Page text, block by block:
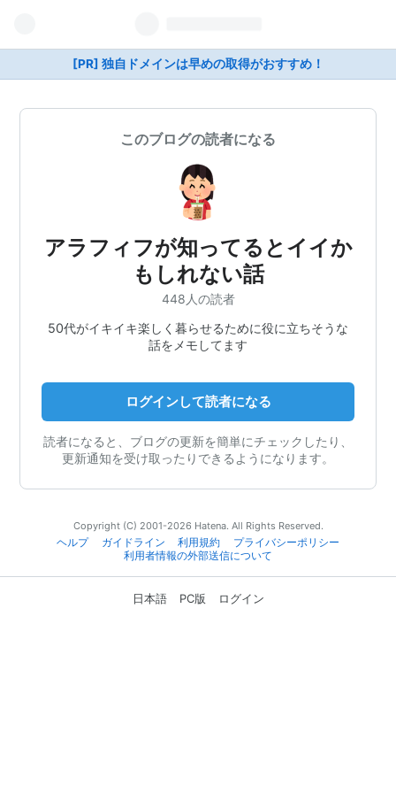
[PR] 独自ドメインは早めの取得がおすすめ！
このブログの読者になる
アラフィフが知ってるとイイか
もしれない話
448人の読者
50代がイキイキ楽しく暮らせるために役に立ちそうな
話をメモしてます
ログインして読者になる
読者になると、ブログの更新を簡単にチェックしたり、
更新通知を受け取ったりできるようになります。
Copyright (C) 2001-2026 Hatena. All Rights Reserved.
ヘルプ
ガイドライン 利用規約
プライバシーポリシー
利用者情報の外部送信について
日本語 PC版 ログイン